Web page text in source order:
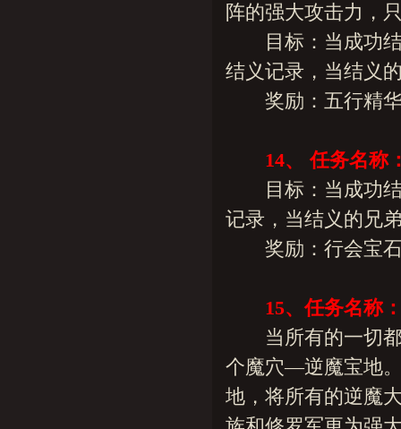
阵的强大攻击力，
目标：当成功结
结义记录，当结义
奖励：五行精华
14、 任务名称
目标：当成功结
记录，当结义的兄
奖励：行会宝石
15、任务名称
当所有的一切都
个魔穴—逆魔宝地
地，将所有的逆魔